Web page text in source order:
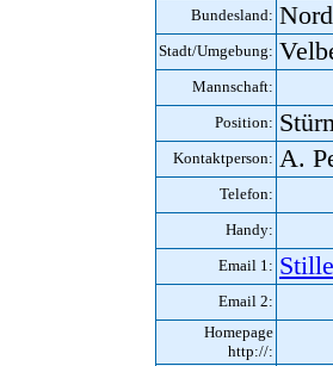
Bundesland:
Stadt/Umgebung:
Mannschaft:
Position:
Kontaktperson: A.
Telefon:
Handy:
Email 1:
Email 2:
Homepage
http://: